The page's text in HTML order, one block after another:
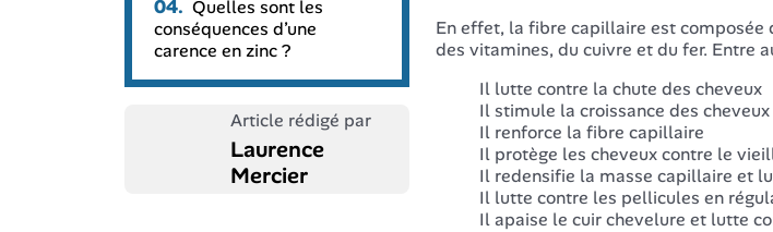
En effet, la fibre capillaire est composée
des vitamines, du cuivre et du fer. Entre
Il lutte contre la chute des cheveux
Il stimule la croissance des cheveux
Il renforce la fibre capillaire
Il protège les cheveux contre le
Il redensifie la masse capillaire et
Il lutte contre les pellicules en
Il apaise le cuir chevelure et lutte
04. Quelles sont les
conséquences d’une
carence en zinc ?
Article rédigé par
Laurence
Mercier